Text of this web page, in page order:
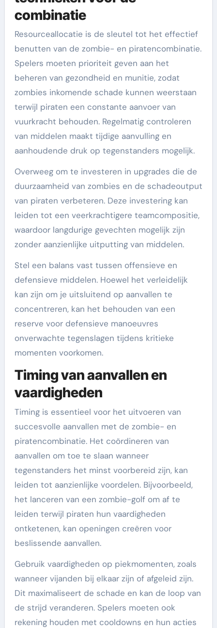
combinatie
Resourceallocatie is de sleutel tot het effectief
benutten van de zombie- en piratencombinatie.
Spelers moeten prioriteit geven aan het
beheren van gezondheid en munitie, zodat
zombies inkomende schade kunnen weerstaan
terwijl piraten een constante aanvoer van
vuurkracht behouden. Regelmatig controleren
van middelen maakt tijdige aanvulling en
aanhoudende druk op tegenstanders mogelijk.
Overweeg om te investeren in upgrades die de
duurzaamheid van zombies en de schadeoutput
van piraten verbeteren. Deze investering kan
leiden tot een veerkrachtigere teamcompositie,
waardoor langdurige gevechten mogelijk zijn
zonder aanzienlijke uitputting van middelen.
Stel een balans vast tussen offensieve en
defensieve middelen. Hoewel het verleidelijk
kan zijn om je uitsluitend op aanvallen te
concentreren, kan het behouden van een
reserve voor defensieve manoeuvres
onverwachte tegenslagen tijdens kritieke
momenten voorkomen.
Timing van aanvallen en
vaardigheden
Timing is essentieel voor het uitvoeren van
succesvolle aanvallen met de zombie- en
piratencombinatie. Het coördineren van
aanvallen om toe te slaan wanneer
tegenstanders het minst voorbereid zijn, kan
leiden tot aanzienlijke voordelen. Bijvoorbeeld,
het lanceren van een zombie-golf om af te
leiden terwijl piraten hun vaardigheden
ontketenen, kan openingen creëren voor
beslissende aanvallen.
Gebruik vaardigheden op piekmomenten, zoals
wanneer vijanden bij elkaar zijn of afgeleid zijn.
Dit maximaliseert de schade en kan de loop van
de strijd veranderen. Spelers moeten ook
rekening houden met cooldowns en hun acties